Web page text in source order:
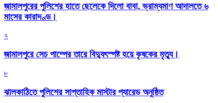
জামালপুরের পুলিশের হাতে ছেলেকে দিলো বাবা, ভ্রাম্যমাণ আদালতে ৬
মাসের কারাদণ্ড।
৭
জামালপুরে সেচ পাম্পের তারে বিদ্যুৎস্পষ্ট হয়ে কৃষকের মৃত্যু।
৮
‎ঝালকাঠিতে পুলিশের সাপ্তাহিক মাস্টার প্যারেড অনুষ্ঠিত